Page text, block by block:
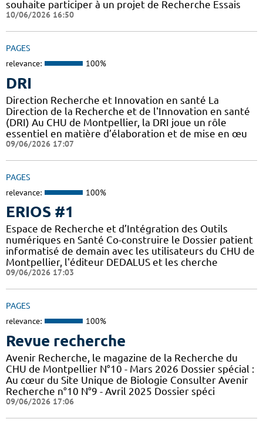
souhaite participer à un projet de Recherche Essais
10/06/2026 16:50
PAGES
relevance: 100%
DRI
Direction Recherche et Innovation en santé La
Direction de la Recherche et de l'Innovation en santé
(DRI) Au CHU de Montpellier, la DRI joue un rôle
essentiel en matière d’élaboration et de mise en œu
09/06/2026 17:07
PAGES
relevance: 100%
ERIOS #1
Espace de Recherche et d’Intégration des Outils
numériques en Santé Co-construire le Dossier patient
informatisé de demain avec les utilisateurs du CHU de
Montpellier, l'éditeur DEDALUS et les cherche
09/06/2026 17:03
PAGES
relevance: 100%
Revue recherche
Avenir Recherche, le magazine de la Recherche du
CHU de Montpellier N°10 - Mars 2026 Dossier spécial :
Au cœur du Site Unique de Biologie Consulter Avenir
Recherche n°10 N°9 - Avril 2025 Dossier spéci
09/06/2026 17:06